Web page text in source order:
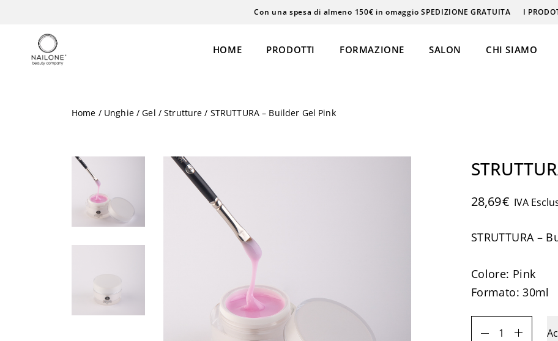
Con una spesa di almeno 150€ in omaggio SPEDIZIONE GRATUITA I
HOME PRODOTTI
Gel
Polyacrigel
Coloreria
Acrilico
Accessori
Laminazione
Personal Care
Henné
Permanent Make-Up
Microblading
Massaggi
FORMAZIONE SALON CHI SIAMO
Home / Unghie/Gel /Strutture / STRUTTURA – Builder Gel Pink
28,69€ IVA
STRUTTURA –
Colore: Pink
Formato: 30ml